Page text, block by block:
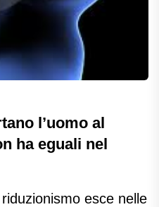
l’uomo al
ha eguali nel
esce nelle